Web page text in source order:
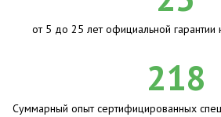
от 5 до 25 лет официальной гарантии
218
Суммарный опыт сертифицированных